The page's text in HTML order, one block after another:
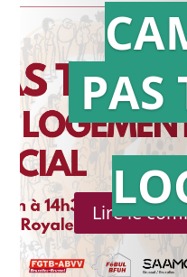
Lire le
PAS